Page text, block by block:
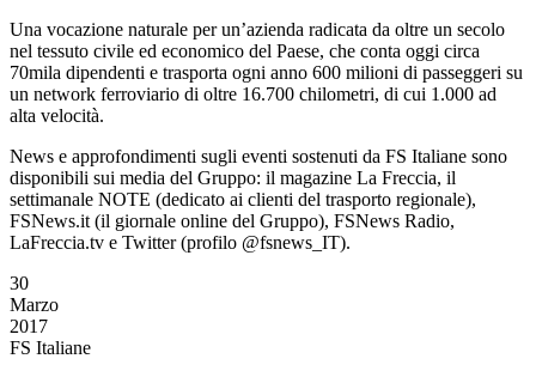
Una vocazione naturale per un’azienda radicata da oltre un secolo
nel tessuto civile ed economico del Paese, che conta oggi circa
70mila dipendenti e trasporta ogni anno 600 milioni di passeggeri su
un network ferroviario di oltre 16.700 chilometri, di cui 1.000 ad
alta velocità.
News e approfondimenti sugli eventi sostenuti da FS Italiane sono
disponibili sui media del Gruppo: il magazine La Freccia, il
settimanale NOTE (dedicato ai clienti del trasporto regionale),
FSNews.it (il giornale online del Gruppo), FSNews Radio,
LaFreccia.tv e Twitter (profilo @fsnews_IT).
30
Marzo
2017
FS Italiane